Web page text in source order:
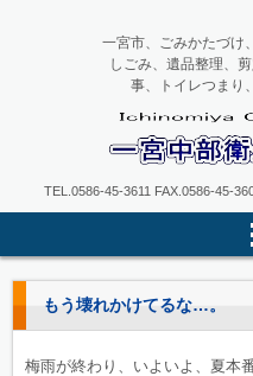
一宮中部衛生
一宮市、ごみかたづけ
しごみ、遺品整理、
事、トイレつまり
TEL.0586-45-3611 FAX.0586-45-
もう壊れかけてるな…。
梅雨が終わり、いよいよ、夏本番